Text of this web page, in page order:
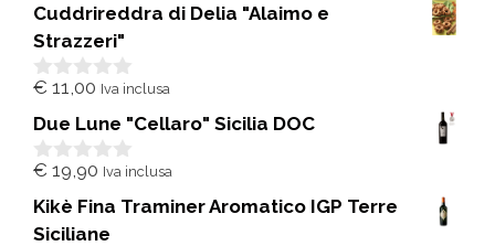
u
5
Cuddrireddra di Delia "Alaimo e
Strazzeri"
0
u
5
€ 11,00 Iva inclusa
Due Lune "Cellaro" Sicilia DOC
0
u
5
€ 19,90 Iva inclusa
Kikè Fina Traminer Aromatico IGP Terre
Siciliane